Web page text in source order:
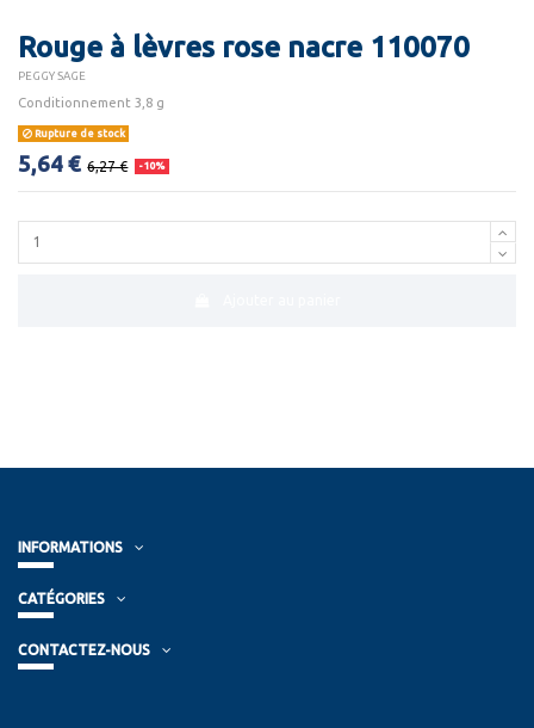
Rouge à lèvres rose nacre 110070
PEGGY SAGE
Conditionnement 3,8 g
Rupture de stock
5,64 € 6,27 € -10%
INFORMATIONS
CATÉGORIES
CONTACTEZ-NOUS